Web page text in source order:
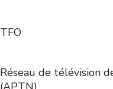
TFO
Réseau de télévision